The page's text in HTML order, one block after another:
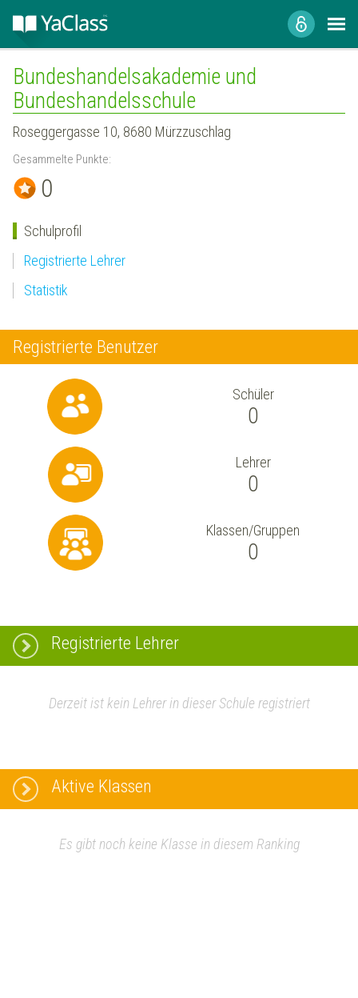
Bundeshandelsakademie und
Bundeshandelsschule
Roseggergasse 10, 8680 Mürzzuschlag
Gesammelte Punkte:
0
Schulprofil
Registrierte Lehrer
Statistik
Registrierte Benutzer
Schüler
0
Lehrer
0
Klassen/Gruppen
0
Registrierte Lehrer
Derzeit ist kein Lehrer in dieser Schule registriert
Aktive Klassen
Es gibt noch keine Klasse in diesem Ranking